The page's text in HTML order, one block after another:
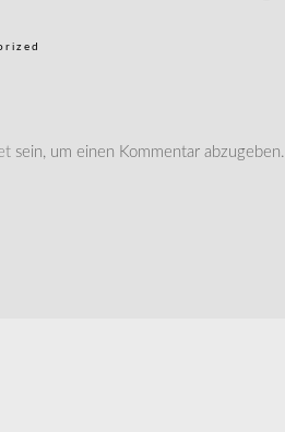
sein, um einen Kommentar abzugeben.